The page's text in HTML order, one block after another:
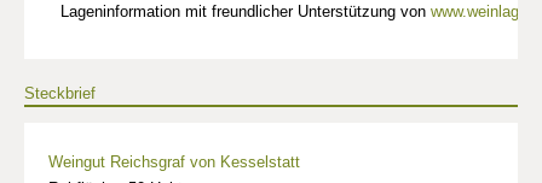
Lageninformation mit freundlicher Unterstützung von
Steckbrief
Weingut Reichsgraf von Kesselstatt